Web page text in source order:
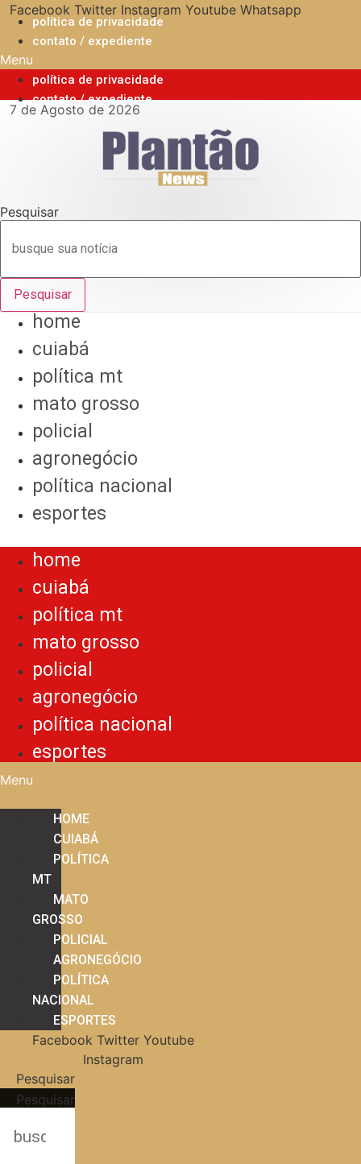
para
conteúdo
Facebook Twitter Instagram Youtube Whatsapp
política de privacidade
contato / expediente
Menu
política de privacidade
contato / expediente
7 de Agosto de 2026
Pesquisar
Pesquisar
home
cuiabá
política mt
mato grosso
policial
agronegócio
política nacional
esportes
home
cuiabá
política mt
mato grosso
policial
agronegócio
política nacional
esportes
Menu
HOME
CUIABÁ
POLÍTICA
MT
MATO
GROSSO
POLICIAL
AGRONEGÓCIO
POLÍTICA
NACIONAL
ESPORTES
Facebook Twitter Youtube
Instagram
Pesquisar
Pesquisar